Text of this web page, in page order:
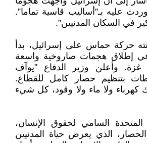
عليه بـ”أساليب قاسية تماما”.
في السكان المدنيين”.
حركة حماس على إسرائيل، بدأ
في إطلاق هجمات صاروخية واسعة
وأعلن وزير الدفاع "يوآف
بتنظيم حصار كامل للقطاع.
كهرباء ولا ماء ولا وقود، كل شيء
السامي لحقوق الإنسان،
الذي يعرض حياة المدنيين